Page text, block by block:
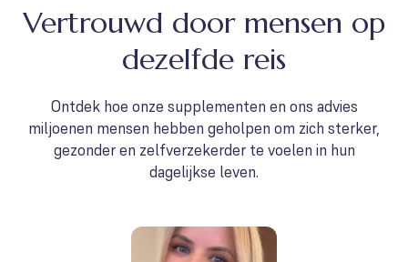
Vertrouwd door mensen op
dezelfde reis
Ontdek hoe onze supplementen en ons advies
miljoenen mensen hebben geholpen om zich sterker,
gezonder en zelfverzekerder te voelen in hun
dagelijkse leven.